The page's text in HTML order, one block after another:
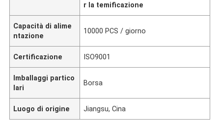
r la temificazione
Capacità di alime
ntazione
10000 PCS / giorno
Certificazione ISO9001
Imballaggi partico
lari
Borsa
Luogo di origine Jiangsu, Cina